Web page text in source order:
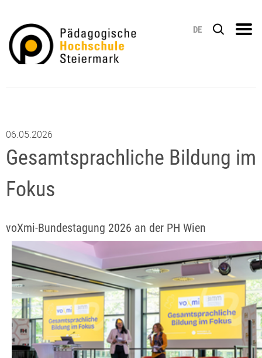
DE
06.05.2026
Gesamtsprachliche Bildung im
Fokus
voXmi-Bundestagung 2026 an der PH Wien